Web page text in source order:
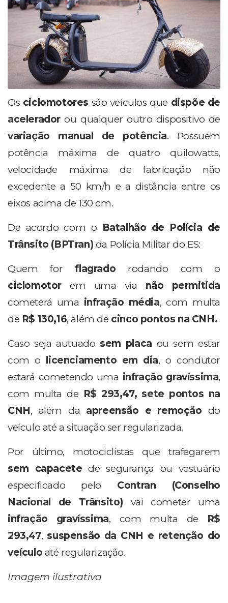
Os ciclomotores são veículos que dispõe de
acelerador ou qualquer outro dispositivo de
variação manual de potência. Possuem
potência máxima de quatro quilowatts,
velocidade máxima de fabricação não
excedente a 50 km/h e a distância entre os
eixos acima de 130 cm.
De acordo com o Batalhão de Polícia de
Trânsito (BPTran) da Polícia Militar do ES:
Quem for flagrado rodando com o
ciclomotor em uma via não permitida
cometerá uma infração média, com multa
de R$ 130,16, além de cinco pontos na CNH.
Caso seja autuado sem placa ou sem estar
com o
licenciamento em dia, o condutor
estará cometendo uma infração gravíssima,
com multa de R$ 293,47, sete pontos na
CNH, além da apreensão e remoção do
veículo até a situação ser regularizada.
Por último, motociclistas que trafegarem
sem capacete de segurança ou vestuário
especificado pelo Contran (Conselho
Nacional de Trânsito) vai cometer uma
infração gravíssima, com multa de R$
293,47, suspensão da CNH e retenção do
veículo até regularização.
Imagem ilustrativa